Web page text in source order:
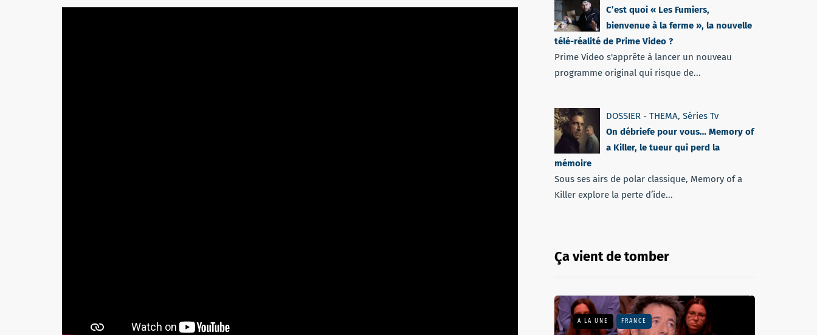
C’est quoi « Les Fumiers,
bienvenue à la ferme », la nouvelle
télé-réalité de Prime Video ?
Prime Video s'apprête à lancer un nouveau
programme original qui risque de...
DOSSIER - THEMA, Séries Tv
On débriefe pour vous… Memory of
a Killer, le tueur qui perd la
mémoire
Sous ses airs de polar classique, Memory of a
Killer explore la perte d’ide...
Ça vient de tomber
A LA UNE FRANCE